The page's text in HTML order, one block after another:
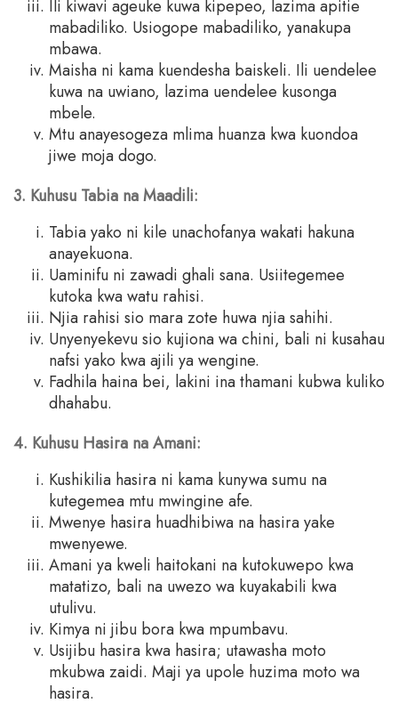
Ili kiwavi ageuke kuwa kipepeo, lazima apitie
mabadiliko. Usiogope mabadiliko, yanakupa
mbawa.
Maisha ni kama kuendesha baiskeli. Ili uendelee
kuwa na uwiano, lazima uendelee kusonga
mbele.
Mtu anayesogeza mlima huanza kwa kuondoa
jiwe moja dogo.
3. Kuhusu Tabia na Maadili:
Tabia yako ni kile unachofanya wakati hakuna
anayekuona.
Uaminifu ni zawadi ghali sana. Usiitegemee
kutoka kwa watu rahisi.
Njia rahisi sio mara zote huwa njia sahihi.
Unyenyekevu sio kujiona wa chini, bali ni kusahau
nafsi yako kwa ajili ya wengine.
Fadhila haina bei, lakini ina thamani kubwa kuliko
dhahabu.
4. Kuhusu Hasira na Amani:
Kushikilia hasira ni kama kunywa sumu na
kutegemea mtu mwingine afe.
Mwenye hasira huadhibiwa na hasira yake
mwenyewe.
Amani ya kweli haitokani na kutokuwepo kwa
matatizo, bali na uwezo wa kuyakabili kwa
utulivu.
Kimya ni jibu bora kwa mpumbavu.
Usijibu hasira kwa hasira; utawasha moto
mkubwa zaidi. Maji ya upole huzima moto wa
hasira.